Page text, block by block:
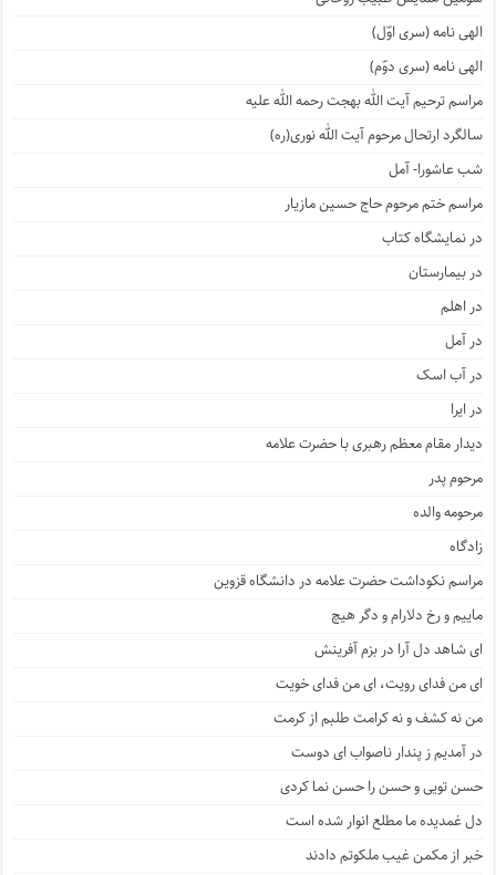
الهی نامه (سری اوّل)
الهی نامه (سری دوّم)
مراسم ترحیم آیت الله بهجت رحمه الله علیه
سالگرد ارتحال مرحوم آیت الله نوری(ره)
شب عاشورا- آمل
مراسم ختم مرحوم حاج حسین مازیار
در نمایشگاه کتاب
در بیمارستان
در اهلم
در آمل
در آب اسک
در ایرا
دیدار مقام معظم رهبری با حضرت علامه
مرحوم پدر
مرحومه والده
زادگاه
مراسم نکوداشت حضرت علامه در دانشگاه قزوین
ماییم و رخ دلارام و دگر هیچ
ای شاهد دل آرا در بزم آفرینش
ای من فدای رویت، ای من فدای خویت
من نه کشف و نه کرامت طلبم از کرمت
در آمدیم ز پندار ناصواب ای دوست
حسن تویی و حسن را حسن نما کردی
دل غمدیده ما مطلع انوار شده است
خبر از مکمن غیب ملکوتم دادند